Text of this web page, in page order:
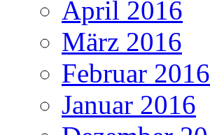
April 2016
März 2016
Februar 2016
Januar 2016